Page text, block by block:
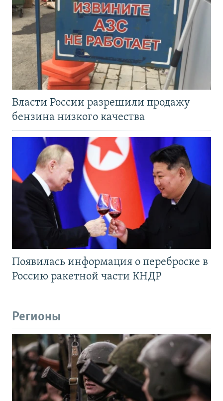
Власти России разрешили продажу
бензина низкого качества
Появилась информация о переброске в
Россию ракетной части КНДР
Регионы